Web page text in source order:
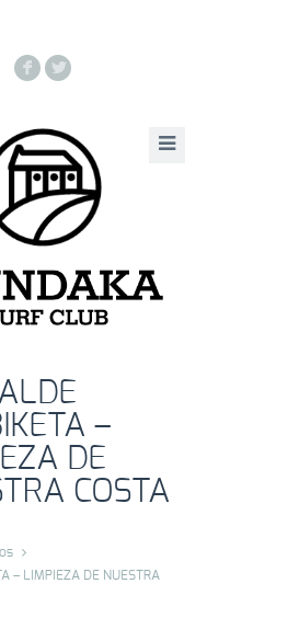
F L
–
DE
COSTA
– LIMPIEZA DE NUESTRA